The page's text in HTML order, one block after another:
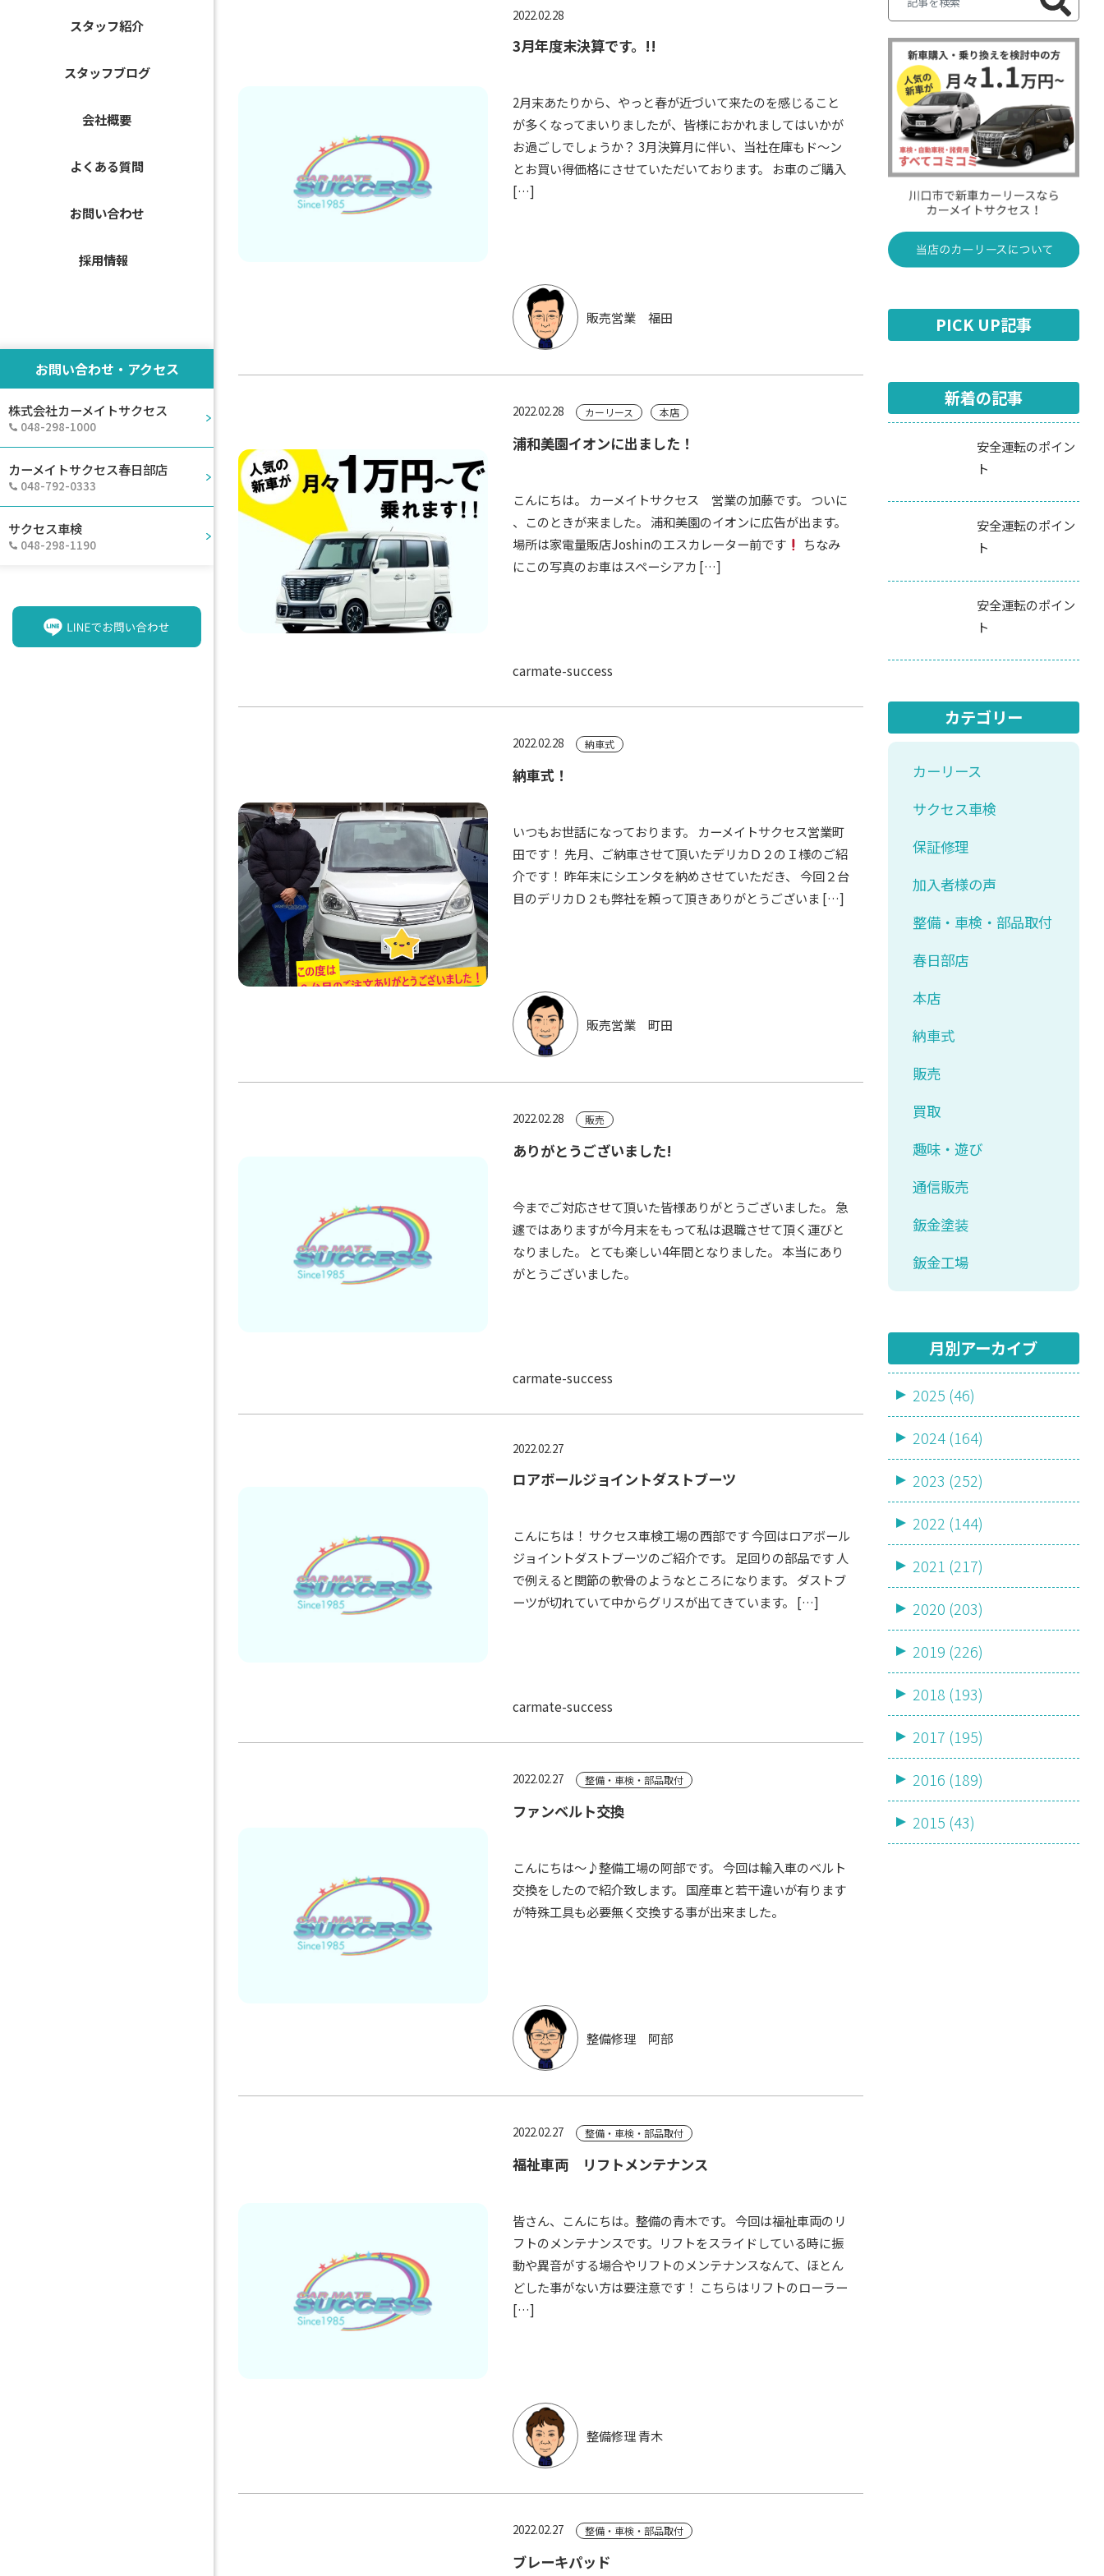
スタッフ紹介
スタッフブログ
会社概要
よくある質問
お問い合わせ
採用情報
お問い合わせ・アクセス
株式会社カーメイトサクセス
048-298-1000
カーメイトサクセス春日部店
048-792-0333
サクセス車検
048-298-1190
2022.02.28
3月年度末決算です。!!
2月末あたりから、やっと春が近づいて来たのを感じること
が多くなってまいりましたが、皆様におかれましてはいかが
お過ごしでしょうか？ 3月決算月に伴い、当社在庫もド～ン
とお買い得価格にさせていただいております。 お車のご購入
[…]
販売営業 福田
2022.02.28 カーリース 本店
浦和美園イオンに出ました！
こんにちは。 カーメイトサクセス 営業の加藤です。 ついに
、このときが来ました。 浦和美園のイオンに広告が出ます。
場所は家電量販店Joshinのエスカレーター前です
ちなみ
にこの写真のお車はスペーシアカ […]
carmate-success
2022.02.28 納車式
納車式！
いつもお世話になっております。 カーメイトサクセス営業町
田です！ 先月、ご納車させて頂いたデリカＤ２のＩ様のご紹
介です！ 昨年末にシエンタを納めさせていただき、 今回２台
目のデリカＤ２も弊社を頼って頂きありがとうございま […]
販売営業 町田
2022.02.28 販売
ありがとうございました!
今までご対応させて頂いた皆様ありがとうございました。 急
遽ではありますが今月末をもって私は退職させて頂く運びと
なりました。 とても楽しい4年間となりました。 本当にあり
がとうございました。
carmate-success
2022.02.27
ロアボールジョイントダストブーツ
こんにちは！ サクセス車検工場の西部です 今回はロアボール
ジョイントダストブーツのご紹介です。 足回りの部品です 人
で例えると関節の軟骨のようなところになります。 ダストブ
ーツが切れていて中からグリスが出てきています。 […]
carmate-success
2022.02.27 整備・車検・部品取付
ファンベルト交換
こんにちは～♪整備工場の阿部です。 今回は輸入車のベルト
交換をしたので紹介致します。 国産車と若干違いが有ります
が特殊工具も必要無く交換する事が出来ました。
整備修理 阿部
2022.02.27 整備・車検・部品取付
福祉車両 リフトメンテナンス
皆さん、こんにちは。整備の青木です。 今回は福祉車両のリ
フトのメンテナンスです。リフトをスライドしている時に振
動や異音がする場合やリフトのメンテナンスなんて、ほとん
どした事がない方は要注意です！ こちらはリフトのローラー
[…]
整備修理 青木
2022.02.27 整備・車検・部品取付
ブレーキパッド
PICK UP記事
新着の記事
安全運転のポイン
ト
安全運転のポイン
ト
安全運転のポイン
ト
カテゴリー
カーリース
サクセス車検
保証修理
加入者様の声
整備・車検・部品取付
春日部店
本店
納車式
販売
買取
趣味・遊び
通信販売
鈑金塗装
鈑金工場
月別アーカイブ
2025 (46)
2024 (164)
2023 (252)
2022 (144)
2021 (217)
2020 (203)
2019 (226)
2018 (193)
2017 (195)
2016 (189)
2015 (43)